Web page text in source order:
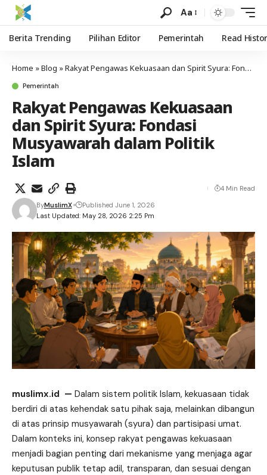
Aa
Berita Trending Pilihan Editor Pemerintah Read
Home »Blog »Rakyat Pengawas Kekuasaan dan Spirit Syura: Fondasi Musyawarah dalam Politik Islam
Pemerintah
Rakyat Pengawas Kekuasaan
dan Spirit Syura: Fondasi
Musyawarah dalam Politik
Islam
Last Updated: May 28, 2026 2:25 Pm
ByMuslimX Published June 1, 2026
4 Min Read
muslimx.id — Dalam sistem politik Islam, kekuasaan tidak
berdiri di atas kehendak satu pihak saja, melainkan dibangun
di atas prinsip musyawarah (syura) dan partisipasi umat.
Dalam konteks ini, konsep rakyat pengawas kekuasaan
menjadi bagian penting dari mekanisme yang menjaga agar
keputusan publik tetap adil, transparan, dan sesuai dengan